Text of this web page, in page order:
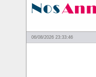
06/08/2026 23:33:46